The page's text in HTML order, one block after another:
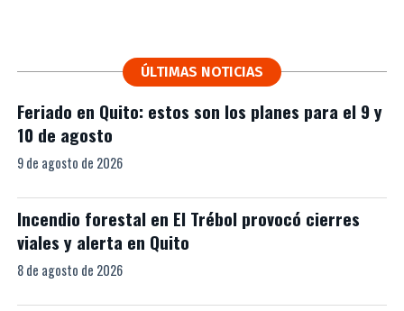
ÚLTIMAS NOTICIAS
Feriado en Quito: estos son los planes para el 9 y
10 de agosto
9 de agosto de 2026
Incendio forestal en El Trébol provocó cierres
viales y alerta en Quito
8 de agosto de 2026